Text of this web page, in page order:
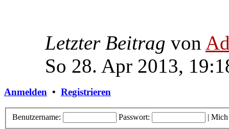
Letzter Beitrag von
So 28. Apr 2013,
Anmelden • Registrieren
Benutzername: Passwort: | Mich